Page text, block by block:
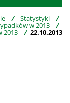
/ Statystyki /
w 2013 /
2013 / 22.10.2013